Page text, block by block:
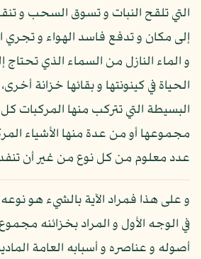
التي تلقح النبات و تسوق السحب و
إلى مكان و تدفع فاسد الهواء و
و الماء النازل من السماء الذي تحتاج
الحياة في كينونتها و بقائها خزانة
البسيطة التي تتركب منها المركبات
مجموعها أو من عدة منها الأشياء
عدد معلوم من كل نوع من غير أن
و على هذا فمراد الآية بالشيء هو
في الوجه الأول و المراد بخزائنه
أصوله و عناصره و أسبابه العامة